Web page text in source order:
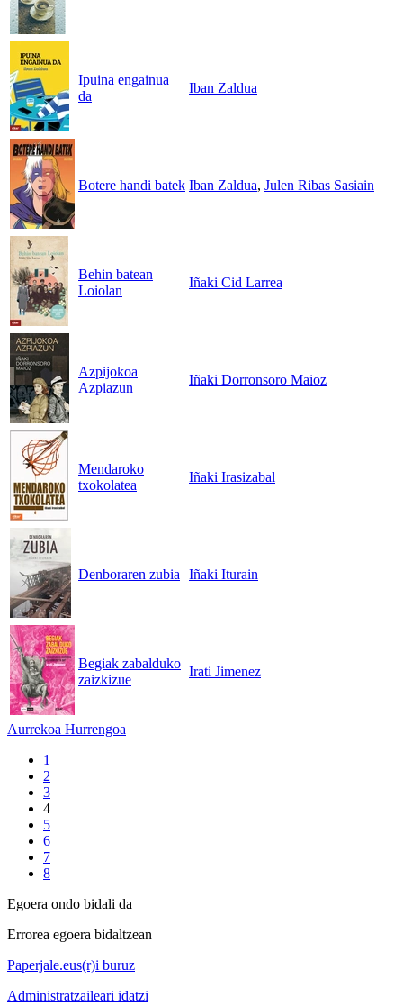
Ipuina engainua
da
Iban Zaldua
Botere handi batek Iban Zaldua, Julen Ribas Sasiain
Behin batean
Loiolan
Iñaki Cid Larrea
Azpijokoa
Azpiazun
Iñaki Dorronsoro Maioz
Mendaroko
txokolatea
Iñaki Irasizabal
Denboraren zubia Iñaki Iturain
Begiak zabalduko
zaizkizue
Irati Jimenez
Aurrekoa Hurrengoa
1
2
3
4
5
6
7
8
Egoera ondo bidali da
Errorea egoera bidaltzean
Paperjale.eus(r)i buruz
Administratzaileari idatzi